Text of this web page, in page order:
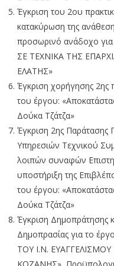
Έγκριση του 2ου
κατακύρωση της
προσωρινό ανάδοχο
ΣΕ ΤΕΧΝΙΚΑ ΤΗΣ
ΕΛΑΤΗΣ»
Έγκριση χορήγησης 2ης
του έργου:
Δούκα Τζάτζα»
Έγκριση 2ης Παράτασης
Υπηρεσιών Τεχνικού
λοιπών συναφών
υποστήριξη της
του έργου:
Δούκα Τζάτζα»
Έγκριση Δημοπράτησης
Δημοπρασίας για το
ΤΟΥ Ι.Ν.